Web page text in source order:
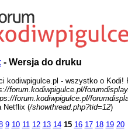
- Wersja do druku
kodiwpigulce.pl - wszystko o
forum.kodiwpigulce.pl/
forum.kodiwpigulce.pl/
Netflix (/showthread.php?tid=12)
9 10 11 12 13 14 15 16 17 18 19 20